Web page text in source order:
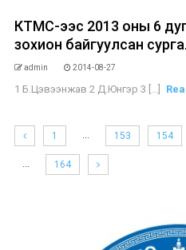
КТМС-ээс 2013 оны 6
зохион байгуулсан
admin 2014-08-27
1 Б.Цэвээнжав 2 Д.Юнгэр 3 [...]
1 … 153 154
… 164